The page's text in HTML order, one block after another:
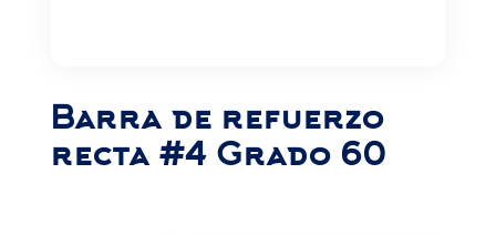
Barra de refuerzo
recta #4 Grado 60